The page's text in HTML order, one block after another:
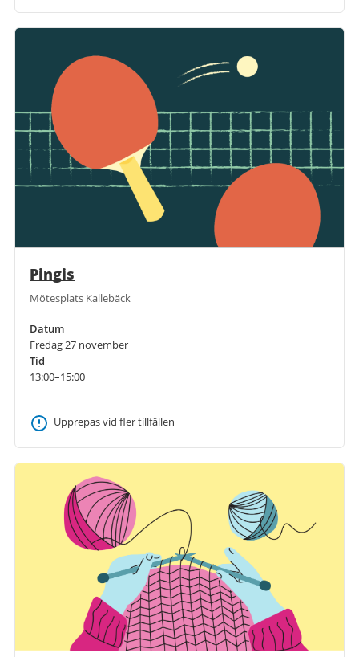
Pingis
Mötesplats Kallebäck
Datum
Fredag 27 november
Tid
13:00–15:00
Upprepas vid fler tillfällen